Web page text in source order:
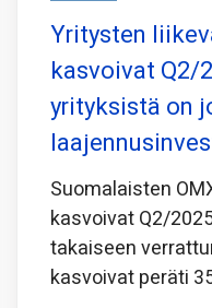
Yritysten
kasvoivat Q2/
yrityksistä on
Suomalaisten
kasvoivat Q2/
takaiseen
kasvoivat peräti